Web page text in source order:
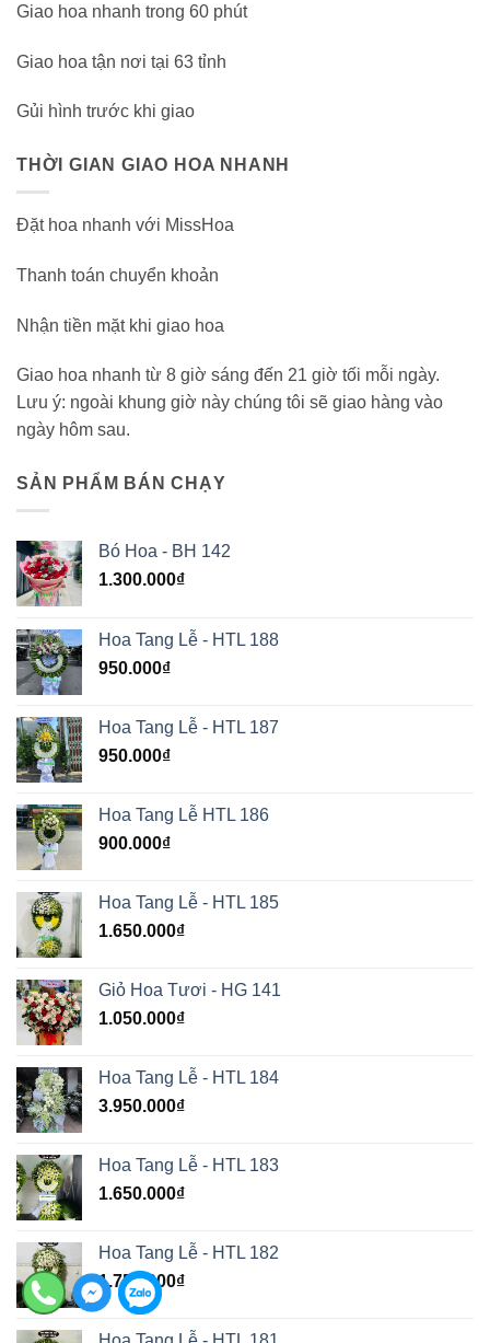
Giao hoa nhanh trong 60 phút
Giao hoa tận nơi tại 63 tỉnh
Gủi hình trước khi giao
THỜI GIAN GIAO HOA NHANH
Đặt hoa nhanh với MissHoa
Thanh toán chuyển khoản
Nhận tiền mặt khi giao hoa
Giao hoa nhanh từ 8 giờ sáng đến 21 giờ tối mỗi ngày.
Lưu ý: ngoài khung giờ này chúng tôi sẽ giao hàng vào
ngày hôm sau.
SẢN PHẨM BÁN CHẠY
Bó Hoa - BH 142
1.300.000₫
Hoa Tang Lễ - HTL 188
950.000₫
Hoa Tang Lễ - HTL 187
950.000₫
Hoa Tang Lễ HTL 186
900.000₫
Hoa Tang Lễ - HTL 185
1.650.000₫
Giỏ Hoa Tươi - HG 141
1.050.000₫
Hoa Tang Lễ - HTL 184
3.950.000₫
Hoa Tang Lễ - HTL 183
1.650.000₫
Hoa Tang Lễ - HTL 182
1.750.000₫